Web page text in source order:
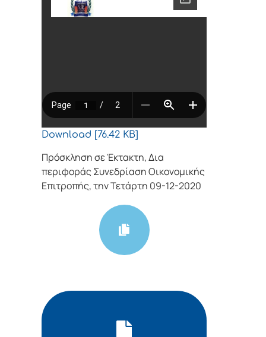
Download [76.42 KB]
Πρόσκληση σε Έκτακτη, Δια
περιφοράς Συνεδρίαση Οικονομικής
Επιτροπής, την Τετάρτη 09-12-2020